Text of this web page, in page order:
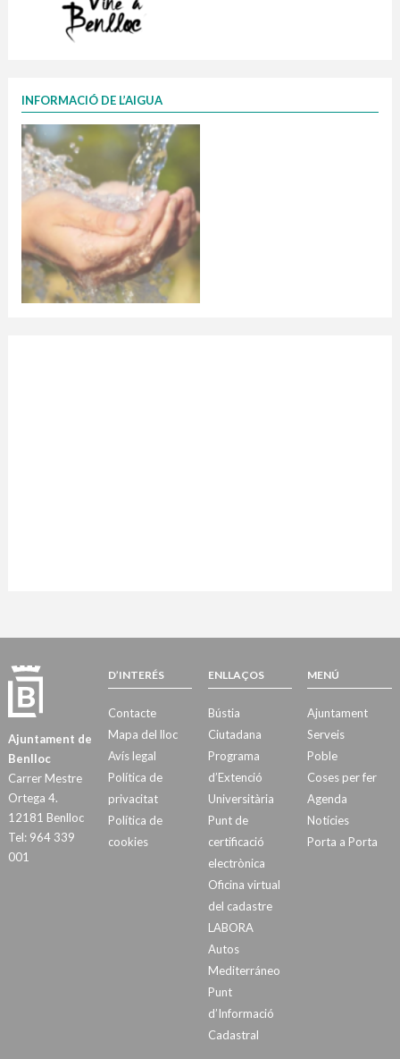
INFORMACIÓ DE L’AIGUA
Ajuntament de
Benlloc
Carrer Mestre
Ortega 4.
12181 Benlloc
Tel: 964 339
001
D’INTERÉS
Contacte
Mapa del lloc
Avís legal
Política de
privacitat
Política de
cookies
ENLLAÇOS
Bústia
Ciutadana
Programa
d’Extenció
Universitària
Punt de
certificació
electrònica
Oficina virtual
del cadastre
LABORA
Autos
Mediterráneo
Punt
d’Informació
Cadastral
MENÚ
Ajuntament
Serveis
Poble
Coses per fer
Agenda
Notícies
Porta a Porta